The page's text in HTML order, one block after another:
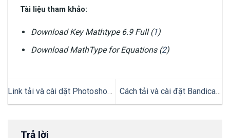
Tài liệu tham khảo:
Download Key Mathtype 6.9 Full (1)
Download MathType for Equations (2)
Link tải và cài dặt Photoshop
CS6 vĩnh viễn mới nhất từ A-Z
Cách tải và cài đặt Bandicam
Full Crack vĩnh viễn NEW
Trả lời